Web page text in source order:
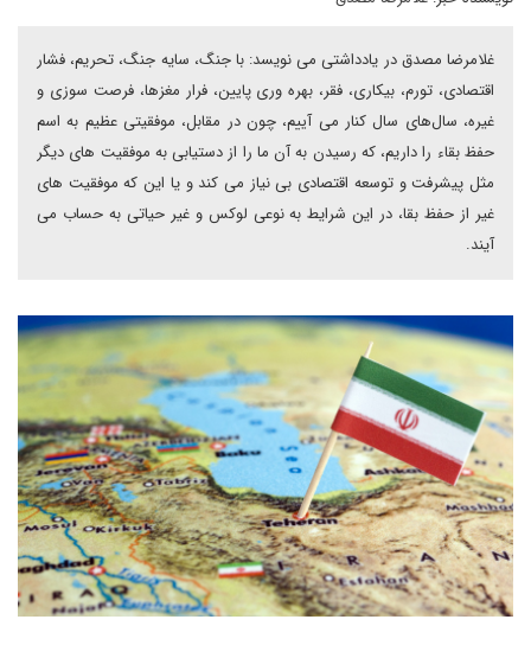
غلامرضا مصدق در یادداشتی می نویسد: با جنگ، سایه جنگ، تحریم، فشار
اقتصادی، تورم، بیکاری، فقر، بهره وری پایین، فرار مغزها، فرصت سوزی و
غیره، سال‌های سال کنار می آییم، چون در مقابل، موفقیتی عظیم به اسم
حفظ بقاء را داریم، که رسیدن به آن ما را از دستیابی به موفقیت های دیگر
مثل پیشرفت و توسعه اقتصادی بی نیاز می کند و یا این که موفقیت های
غیر از حفظ بقا، در این شرایط به نوعی لوکس و غیر حیاتی به حساب می
آیند.